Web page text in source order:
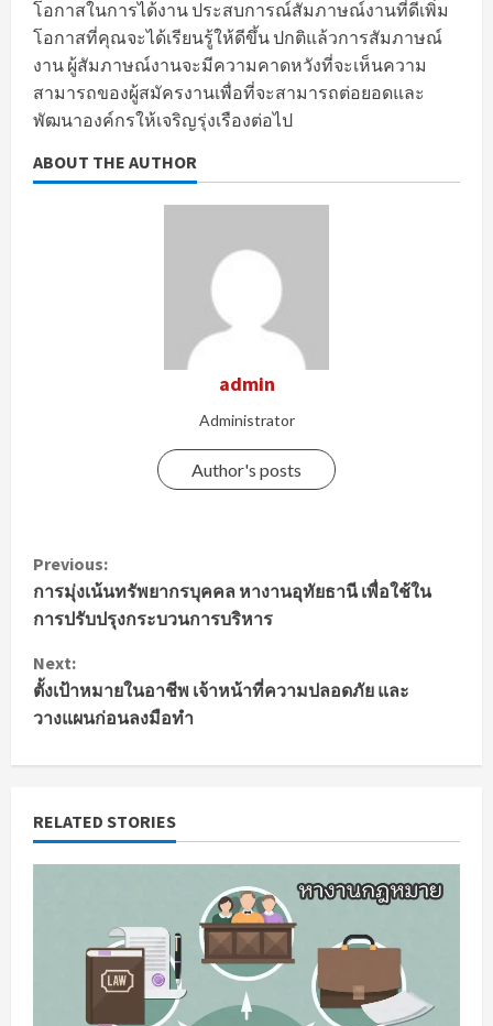
โอกาสในการได้งาน ประสบการณ์สัมภาษณ์งานที่ดีเพิ่ม
โอกาสที่คุณจะได้เรียนรู้ให้ดีขึ้น ปกติแล้วการสัมภาษณ์
งาน ผู้สัมภาษณ์งานจะมีความคาดหวังที่จะเห็นความ
สามารถของผู้สมัครงานเพื่อที่จะสามารถต่อยอดและ
พัฒนาองค์กรให้เจริญรุ่งเรืองต่อไป
ABOUT THE AUTHOR
admin
Administrator
Author's posts
C
o
n
t
u
Previous:
การมุ่งเน้นทรัพยากรบุคคล หางานอุทัยธานี เพื่อใช้ใน
การปรับปรุงกระบวนการบริหาร
Next:
ตั้งเป้าหมายในอาชีพ เจ้าหน้าที่ความปลอดภัย และ
วางแผนก่อนลงมือทำ
RELATED STORIES